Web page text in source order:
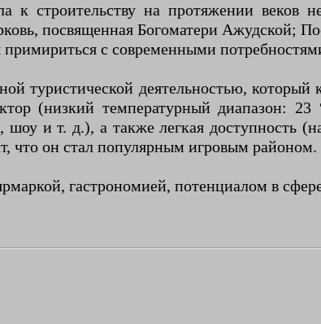
к строительству на протяжении веков
посвященная Богоматери Ажудской;
с современными
туристической деятельностью,
(низкий температурный диапазон:
и т. д.), а также легкая доступность
что он стал популярным игровым районом.
гастрономией, потенциалом в